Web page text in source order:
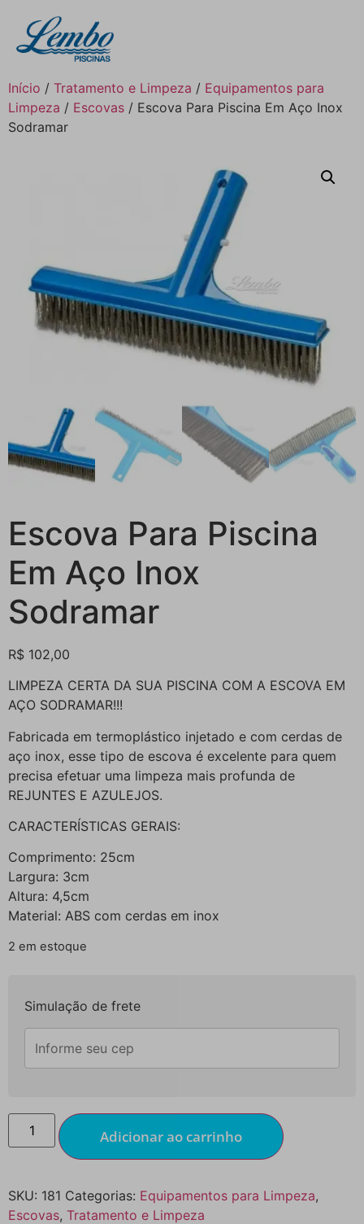
Início / Tratamento e Limpeza / Equipamentos para
Limpeza / Escovas / Escova Para Piscina Em Aço Inox
Sodramar
Escova Para Piscina
Em Aço Inox
Sodramar
R$ 102,00
LIMPEZA CERTA DA SUA PISCINA COM A ESCOVA EM
AÇO SODRAMAR!!!
Fabricada em termoplástico injetado e com cerdas de
aço inox, esse tipo de escova é excelente para quem
precisa efetuar uma limpeza mais profunda de
REJUNTES E AZULEJOS.
CARACTERÍSTICAS GERAIS:
Comprimento: 25cm
Largura: 3cm
Altura: 4,5cm
Material: ABS com cerdas em inox
2 em estoque
Simulação de frete
Adicionar ao carrinho
SKU: 181 Categorias: Equipamentos para Limpeza,
Escovas, Tratamento e Limpeza